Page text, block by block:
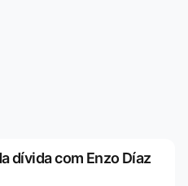
dívida com Enzo Díaz